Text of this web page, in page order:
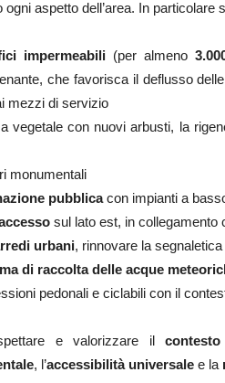
aspetto dell’area. In particolare
impermeabili (per almeno
che favorisca il deflusso
mezzi di servizio
vegetale con nuovi arbusti, la
monumentali
pubblicacon impianti a
sul lato est, in collegamento
urbani, rinnovare la
di raccolta delle acque
pedonali e ciclabili con il
e valorizzare il
, l’accessibilità universale e la